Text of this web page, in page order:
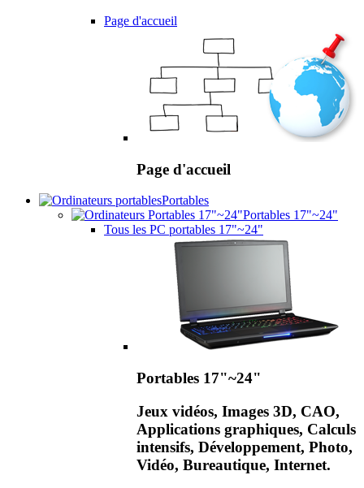
Page d'accueil
Page d'accueil
Portables
Portables 17"~24"
Tous les PC portables 17"~24"
Portables 17"~24"
Jeux vidéos, Images 3D, CAO,
Applications graphiques, Calculs
intensifs, Développement, Photo,
Vidéo, Bureautique, Internet.